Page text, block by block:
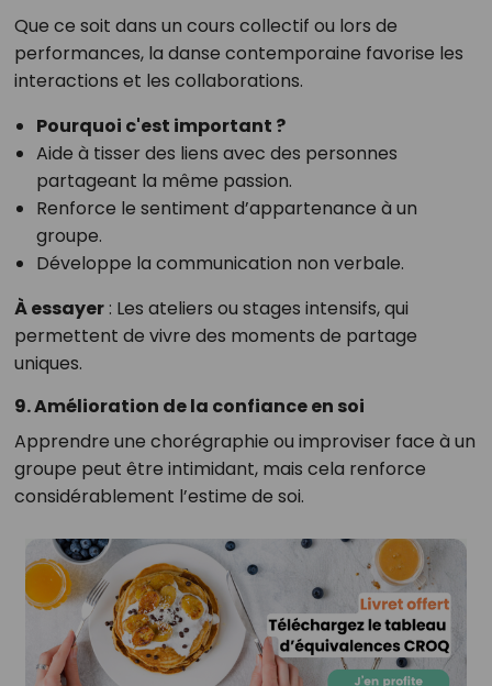
Que ce soit dans un cours collectif ou lors de
performances, la danse contemporaine favorise les
interactions et les collaborations.
Pourquoi c'est important ?
Aide à tisser des liens avec des personnes
partageant la même passion.
Renforce le sentiment d’appartenance à un
groupe.
Développe la communication non verbale.
À essayer: Les ateliers ou stages intensifs, qui
permettent de vivre des moments de partage
uniques.
9. Amélioration de la confiance en soi
Apprendre une chorégraphie ou improviser face à un
groupe peut être intimidant, mais cela renforce
considérablement l’estime de soi.